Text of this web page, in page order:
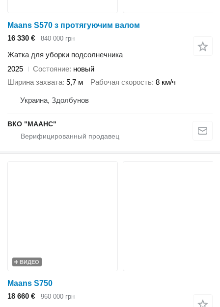
Maans S570 з протягуючим валом
16 330 €
840 000 грн
Жатка для уборки подсолнечника
2025
Состояние новый
Ширина захвата 5,7 м Рабочая скорость 8 км/ч
Украина, Здолбунов
ВКО "МААНС"
ВИДЕО
Maans S750
18 660 €
960 000 грн